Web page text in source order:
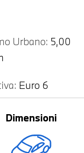
Urbano: 5,00
Euro 6
Dimensioni